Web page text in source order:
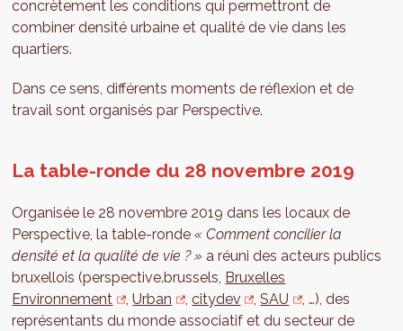
concrètement les conditions qui permettront de
combiner densité urbaine et qualité de vie dans les
quartiers.
Dans ce sens, différents moments de réflexion et de
travail sont organisés par Perspective.
La table-ronde du 28 novembre 2019
Organisée le 28 novembre 2019 dans les locaux de
Perspective, la table-ronde« Comment concilier la
densité et la qualité de vie ? » a réuni des acteurs publics
bruxellois (perspective.brussels, Bruxelles
Environnement
,Urban ,citydev ,SAU
, …), des
représentants du monde associatif et du secteur de